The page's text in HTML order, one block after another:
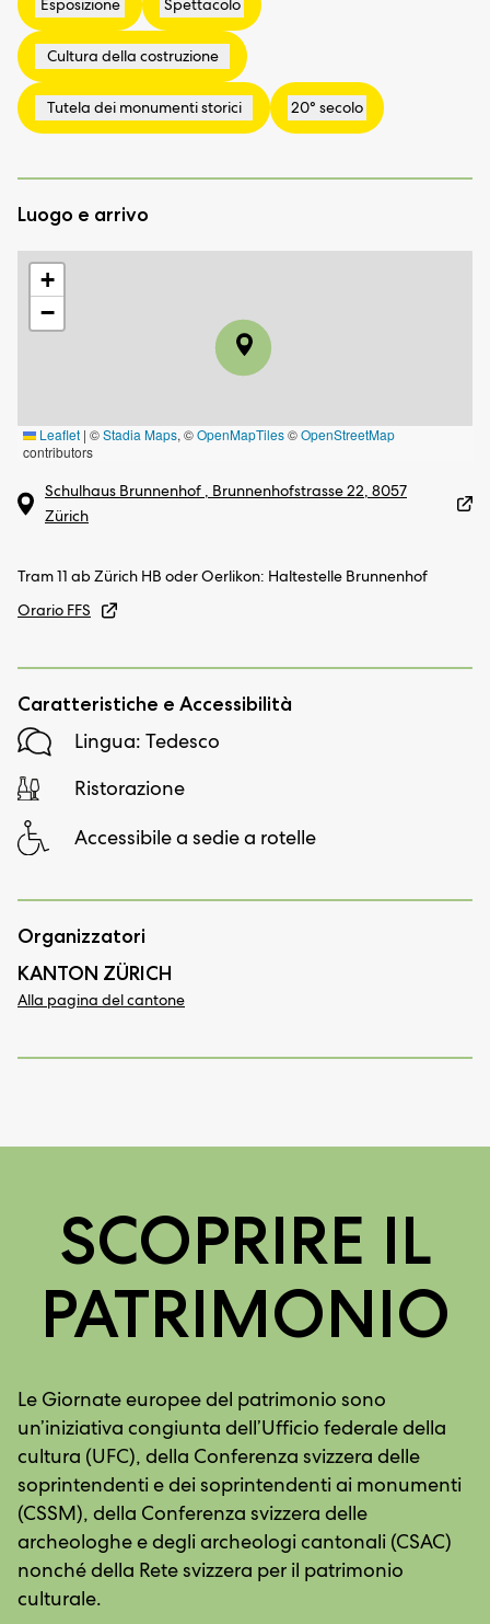
Luogo e arrivo
+
−
Leaflet | ©Stadia Maps, ©OpenMapTiles©OpenStreetMap
contributors
Schulhaus Brunnenhof , Brunnenhofstrasse 22, 8057
Zürich
Tram 11 ab Zürich HB oder Oerlikon: Haltestelle Brunnenhof
Orario FFS
Caratteristiche e Accessibilità
Lingua: Tedesco
Ristorazione
Accessibile a sedie a rotelle
Organizzatori
KANTON ZÜRICH
Alla pagina del cantone
SCOPRIRE IL
PATRIMONIO
Le Giornate europee del patrimonio sono
un’iniziativa congiunta dell’Ufficio federale della
cultura (UFC), della Conferenza svizzera delle
soprintendenti e dei soprintendenti ai monumenti
(CSSM), della Conferenza svizzera delle
archeologhe e degli archeologi cantonali (CSAC)
nonché della Rete svizzera per il patrimonio
culturale.